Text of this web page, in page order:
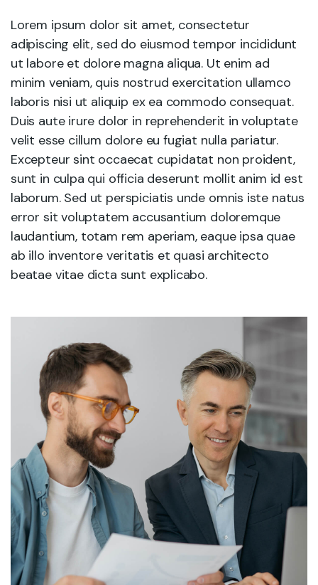
Lorem ipsum dolor sit amet, consectetur
adipiscing elit, sed do eiusmod tempor incididunt
ut labore et dolore magna aliqua. Ut enim ad
minim veniam, quis nostrud exercitation ullamco
laboris nisi ut aliquip ex ea commodo consequat.
Duis aute irure dolor in reprehenderit in voluptate
velit esse cillum dolore eu fugiat nulla pariatur.
Excepteur sint occaecat cupidatat non proident,
sunt in culpa qui officia deserunt mollit anim id est
laborum. Sed ut perspiciatis unde omnis iste natus
error sit voluptatem accusantium doloremque
laudantium, totam rem aperiam, eaque ipsa quae
ab illo inventore veritatis et quasi architecto
beatae vitae dicta sunt explicabo.